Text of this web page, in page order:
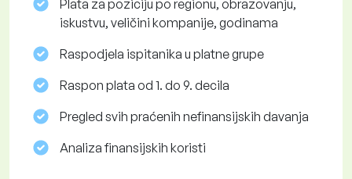
Plata za poziciju po regionu, obrazovanju,
iskustvu, veličini kompanije, godinama
Raspodjela ispitanika u platne grupe
Raspon plata od 1. do 9. decila
Pregled svih praćenih nefinansijskih davanja
Analiza finansijskih koristi